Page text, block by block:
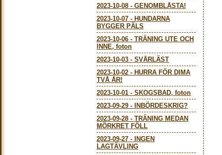
2023-10-08 - GENOMBLÅSTA!
2023-10-07 - HUNDARNA
BYGGER PÄLS
2023-10-06 - TRÄNING UTE OCH
INNE, foton
2023-10-03 - SVÅRLÄST
2023-10-02 - HURRA FÖR DIMA
TVÅ ÅR!
2023-10-01 - SKOGSBAD, foton
2023-09-29 -
INBÖRDESKRIG?
2023-09-28 - TRÄNING MEDAN
MÖRKRET FÖLL
2023-09-27 -
INGEN
LAGTÄVLING